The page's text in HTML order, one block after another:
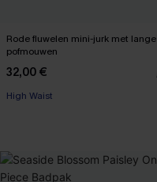
Rode fluwelen mini-jurk met lange
pofmouwen
32,00 €
【AG18】2 met 10% korting